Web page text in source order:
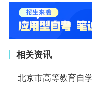
相关资讯